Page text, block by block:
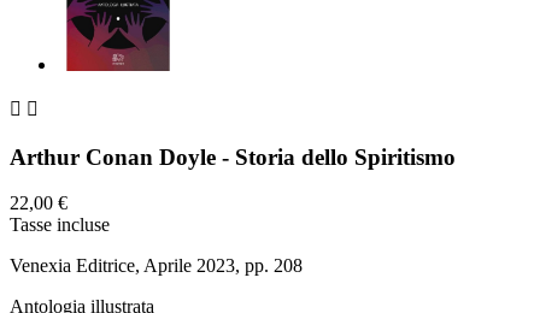
 
Arthur Conan Doyle - Storia dello Spiritismo
22,00 €
Tasse incluse
Venexia Editrice, Aprile 2023, pp. 208
Antologia illustrata